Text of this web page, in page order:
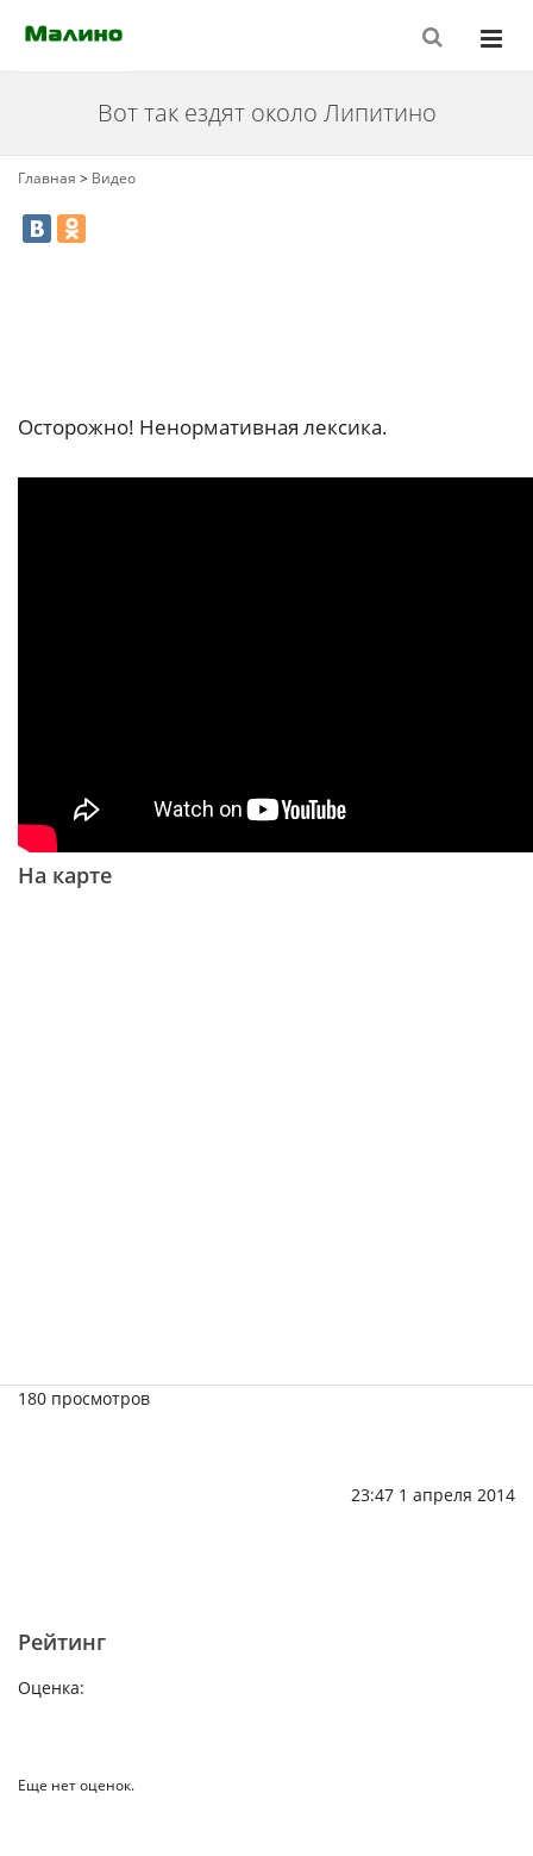
Вот так ездят около Липитино
Главная > Видео
Осторожно! Ненормативная лексика.
На карте
180 просмотров
23:47 1 апреля 2014
Рейтинг
Оценка:
Еще нет оценок.